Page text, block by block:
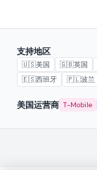
支持地区
🇺🇸美国 🇬🇧英国
🇪🇸西班牙 🇵🇱波兰
美国运营商 T-Mobile